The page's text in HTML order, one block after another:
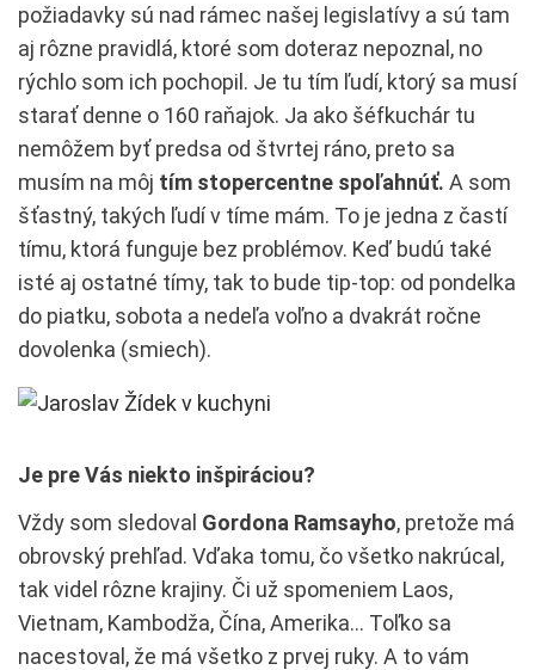
požiadavky sú nad rámec našej legislatívy a sú tam
aj rôzne pravidlá, ktoré som doteraz nepoznal, no
rýchlo som ich pochopil. Je tu tím ľudí, ktorý sa musí
starať denne o 160 raňajok. Ja ako šéfkuchár tu
nemôžem byť predsa od štvrtej ráno, preto sa
musím na môj tím stopercentne spoľahnúť. A som
šťastný, takých ľudí v tíme mám. To je jedna z častí
tímu, ktorá funguje bez problémov. Keď budú také
isté aj ostatné tímy, tak to bude tip-top: od pondelka
do piatku, sobota a nedeľa voľno a dvakrát ročne
dovolenka (smiech).
Je pre Vás niekto inšpiráciou?
Vždy som sledoval Gordona Ramsayho, pretože má
obrovský prehľad. Vďaka tomu, čo všetko nakrúcal,
tak videl rôzne krajiny. Či už spomeniem Laos,
Vietnam, Kambodža, Čína, Amerika… Toľko sa
nacestoval, že má všetko z prvej ruky. A to vám